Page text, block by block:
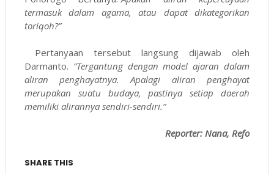
termasuk dalam agama, atau dapat dikategorikan
toriqoh?”
Pertanyaan tersebut langsung dijawab oleh
Darmanto. “Tergantung dengan model ajaran dalam
aliran penghayatnya. Apalagi aliran penghayat
merupakan suatu budaya, pastinya setiap daerah
memiliki alirannya sendiri-sendiri.”
Reporter: Nana, Refo
SHARE THIS